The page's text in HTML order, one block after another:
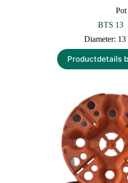
Pot
BTS 13
Diameter: 13
Productdetails